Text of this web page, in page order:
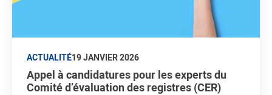
ACTUALITÉ19 JANVIER 2026
Appel à candidatures pour les experts du
Comité d’évaluation des registres (CER)